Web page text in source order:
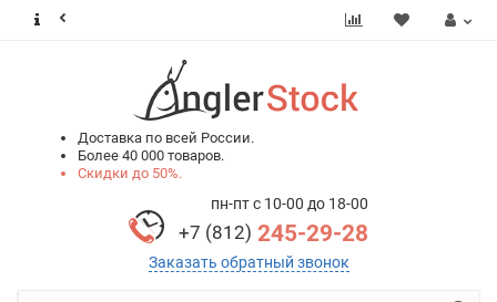
Доставка по всей России.
Более 40 000 товаров.
Скидки до 50%.
пн-пт с 10-00 до 18-00
+7 (812) 245-29-28
Заказать обратный звонок